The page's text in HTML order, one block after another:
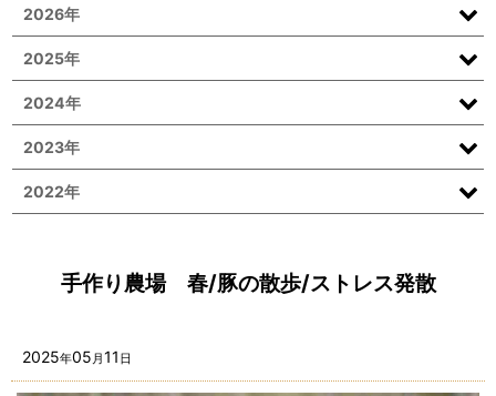
手作り農場 春/豚の散歩/ストレス発散
2025年05 月11 日
2026年
2025年
2024年
2023年
2022年